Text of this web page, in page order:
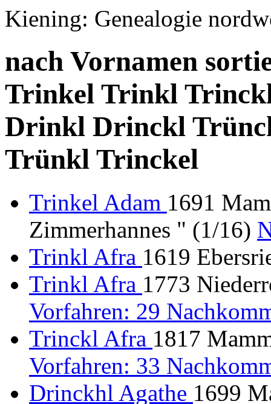
Kiening: Genealogie
nach Vornamen
Trinkel Trinkl
Drinkl Drinckl
Trünkl Trinckel
Trinkel Adam 1691
Zimmerhannes " (1/16)
Trinkl Afra 1619
Trinkl Afra 1773
Vorfahren: 29
Trinckl Afra 1817
Vorfahren: 33
Drinckhl Agathe 1699